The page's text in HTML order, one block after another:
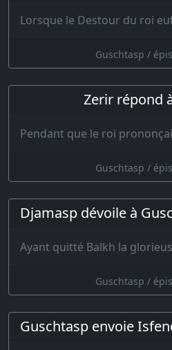
Guschtasp /
Zerir répond
Guschtasp /
Guschtasp /